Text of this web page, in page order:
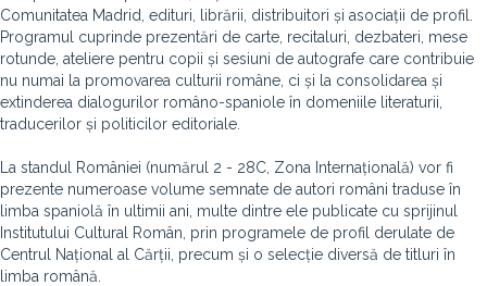
Comunitatea Madrid, edituri, librării, distribuitori și asociații de profil.
Programul cuprinde prezentări de carte, recitaluri, dezbateri, mese
rotunde, ateliere pentru copii și sesiuni de autografe care contribuie
nu numai la promovarea culturii române, ci și la consolidarea și
extinderea dialogurilor româno-spaniole în domeniile literaturii,
traducerilor și politicilor editoriale.
La standul României (numărul 2 - 28C, Zona Internațională) vor fi
prezente numeroase volume semnate de autori români traduse în
limba spaniolă în ultimii ani, multe dintre ele publicate cu sprijinul
Institutului Cultural Român, prin programele de profil derulate de
Centrul Național al Cărții, precum și o selecție diversă de titluri în
limba română.